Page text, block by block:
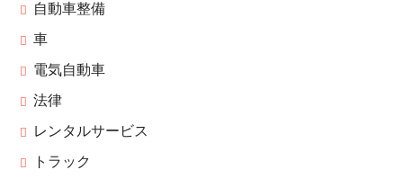
自動車整備
車
電気自動車
法律
レンタルサービス
トラック